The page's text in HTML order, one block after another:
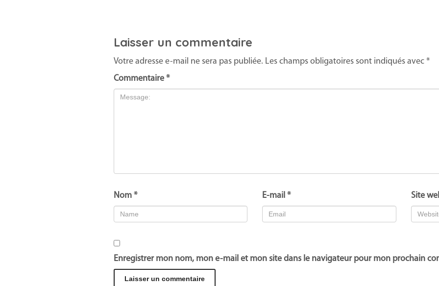
Laisser un commentaire
Votre adresse e-mail ne sera pas publiée. Les champs obligatoires sont indiqués avec *
Commentaire *
Nom * E-mail* Site
Enregistrer mon nom, mon e-mail et mon site dans le navigateur pour mon prochain